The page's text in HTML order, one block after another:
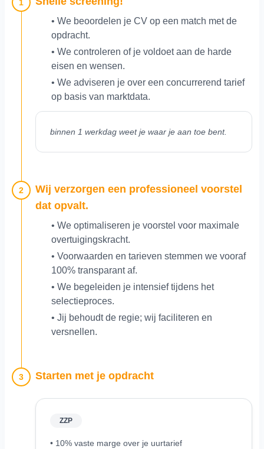
1
• We beoordelen je CV op een match met de
opdracht.
• We controleren of je voldoet aan de harde
eisen en wensen.
• We adviseren je over een concurrerend tarief
op basis van marktdata.
binnen 1 werkdag weet je waar je aan toe bent.
2
Wij verzorgen een professioneel voorstel
dat opvalt.
• We optimaliseren je voorstel voor maximale
overtuigingskracht.
• Voorwaarden en tarieven stemmen we vooraf
100% transparant af.
• We begeleiden je intensief tijdens het
selectieproces.
• Jij behoudt de regie; wij faciliteren en
versnellen.
3 Starten met je opdracht
ZZP
• 10% vaste marge over je uurtarief